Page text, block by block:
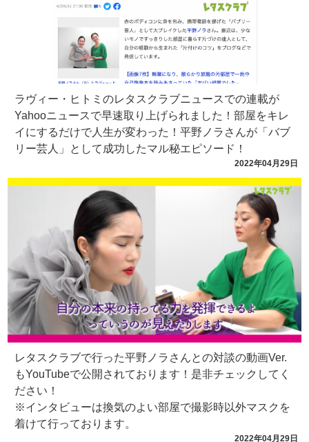
2022年04月29日
ラヴィー・ヒトミのレタスクラブニュースでの連載が
Yahooニュースで早速取り上げられました！部屋をキレ
イにするだけで人生が変わった！平野ノラさんが「バブ
リー芸人」として成功したマル秘エピソード！
2022年04月29日
レタスクラブで行った平野ノラさんとの対談の動画Ver.
もYouTubeで公開されております！是非チェックしてく
ださい！
※インタビューは換気のよい部屋で撮影時以外マスクを
着けて行っております。